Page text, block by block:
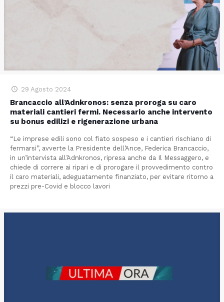
29 Agosto 2024
Brancaccio all’Adnkronos: senza proroga su caro
materiali cantieri fermi. Necessario anche intervento
su bonus edilizi e rigenerazione urbana
“Le imprese edili sono col fiato sospeso e i cantieri rischiano di
fermarsi”, avverte la Presidente dell’Ance, Federica Brancaccio,
in un’intervista all’Adnkronos, ripresa anche da Il Messaggero, e
chiede di correre ai ripari e di prorogare il provvedimento contro
il caro materiali, adeguatamente finanziato, per evitare ritorno a
prezzi pre-Covid e blocco lavori